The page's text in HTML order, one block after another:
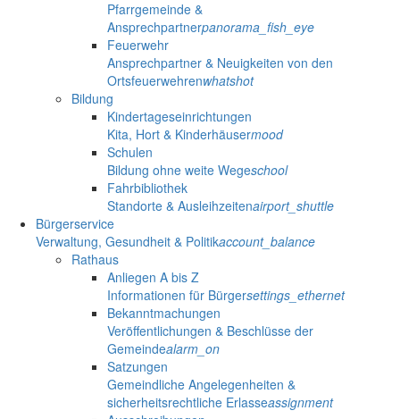
Pfarrgemeinde &
Ansprechpartnerpanorama_fish_eye
Feuerwehr
Ansprechpartner & Neuigkeiten von den
Ortsfeuerwehrenwhatshot
Bildung
Kindertageseinrichtungen
Kita, Hort & Kinderhäusermood
Schulen
Bildung ohne weite Wegeschool
Fahrbibliothek
Standorte & Ausleihzeitenairport_shuttle
Bürgerservice
Verwaltung, Gesundheit & Politikaccount_balance
Rathaus
Anliegen A bis Z
Informationen für Bürgersettings_ethernet
Bekanntmachungen
Veröffentlichungen & Beschlüsse der
Gemeindealarm_on
Satzungen
Gemeindliche Angelegenheiten &
sicherheitsrechtliche Erlasseassignment